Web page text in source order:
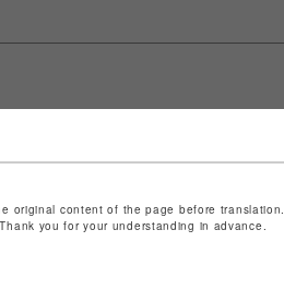
SHOP TOP
original content of the page before translation.
you for your understanding in advance.